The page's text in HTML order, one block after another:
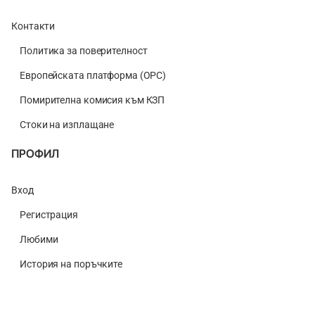
Контакти
Политика за поверителност
Европейската платформа (ОРС)
Помирителна комисия към КЗП
Стоки на изплащане
ПРОФИЛ
Вход
Регистрация
Любими
История на поръчките